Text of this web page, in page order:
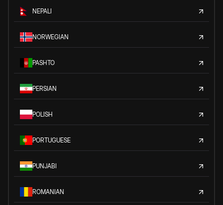
NEPALI
NORWEGIAN
PASHTO
PERSIAN
POLISH
PORTUGUESE
PUNJABI
ROMANIAN